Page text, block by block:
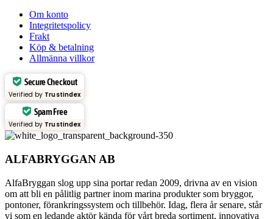
Om konto
Integritetspolicy
Frakt
Köp & betalning
Allmänna villkor
Secure Checkout
Verified by Trustindex
Spam Free
Verified by Trustindex
ALFABRYGGAN AB
AlfaBryggan slog upp sina portar redan 2009, drivna av en vision
om att bli en pålitlig partner inom marina produkter som bryggor,
pontoner, förankringssystem och tillbehör. Idag, flera år senare, står
vi som en ledande aktör kända för vårt breda sortiment, innovativa